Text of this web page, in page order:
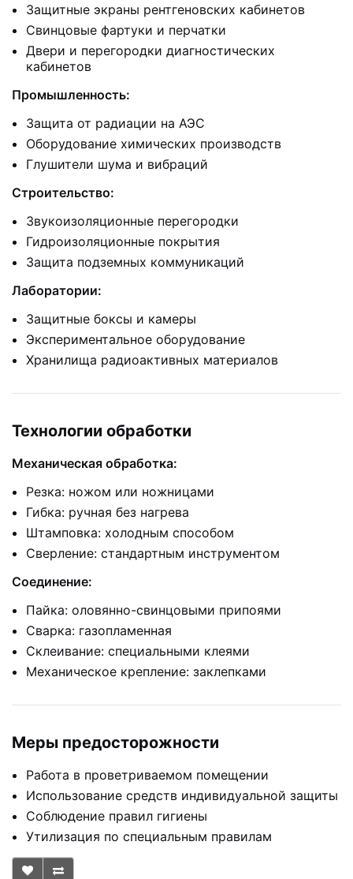
Защитные экраны рентгеновских кабинетов
Свинцовые фартуки и перчатки
Двери и перегородки диагностических
кабинетов
Промышленность:
Защита от радиации на АЭС
Оборудование химических производств
Глушители шума и вибраций
Строительство:
Звукоизоляционные перегородки
Гидроизоляционные покрытия
Защита подземных коммуникаций
Лаборатории:
Защитные боксы и камеры
Экспериментальное оборудование
Хранилища радиоактивных материалов
Технологии обработки
Механическая обработка:
Резка: ножом или ножницами
Гибка: ручная без нагрева
Штамповка: холодным способом
Сверление: стандартным инструментом
Соединение:
Пайка: оловянно-свинцовыми припоями
Сварка: газопламенная
Склеивание: специальными клеями
Механическое крепление: заклепками
Меры предосторожности
Работа в проветриваемом помещении
Использование средств индивидуальной защиты
Соблюдение правил гигиены
Утилизация по специальным правилам